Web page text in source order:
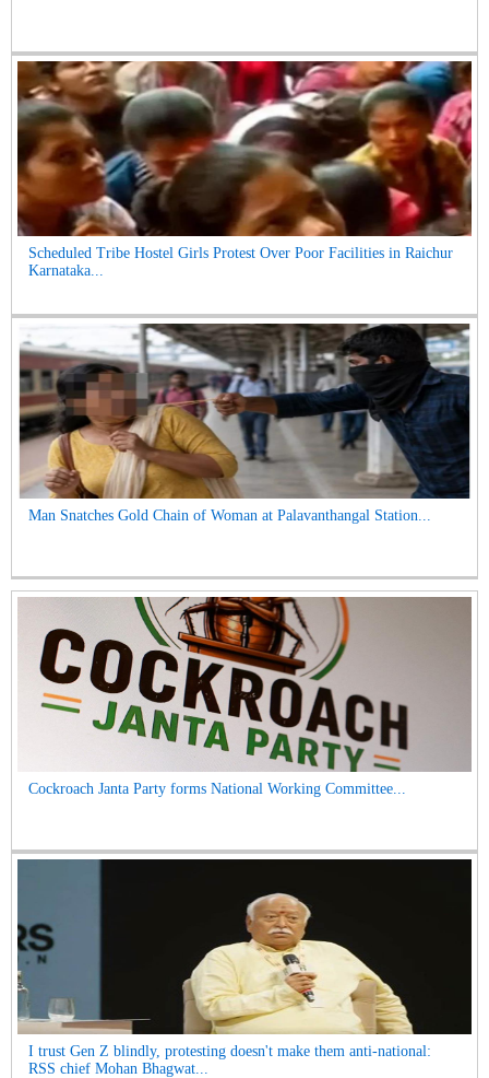
Scheduled Tribe Hostel Girls Protest Over Poor Facilities in Raichur
Karnataka...
Man Snatches Gold Chain of Woman at Palavanthangal Station...
Cockroach Janta Party forms National Working Committee...
I trust Gen Z blindly, protesting doesn't make them anti-national:
RSS chief Mohan Bhagwat...